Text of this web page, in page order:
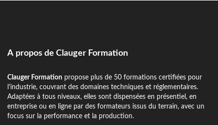
A propos de Clauger Formation
Clauger Formation propose plus de 50 formations certifiées pour
l’industrie, couvrant des domaines techniques et réglementaires.
Adaptées à tous niveaux, elles sont dispensées en présentiel, en
entreprise ou en ligne par des formateurs issus du terrain, avec un
focus sur la performance et la production.